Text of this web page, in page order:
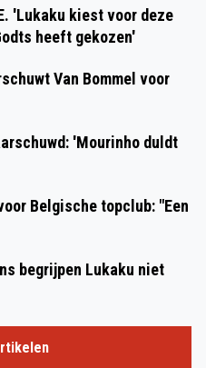
'Lukaku kiest voor deze
heeft gekozen'
Van Bommel voor
'Mourinho duldt
Belgische topclub: "Een
begrijpen Lukaku niet